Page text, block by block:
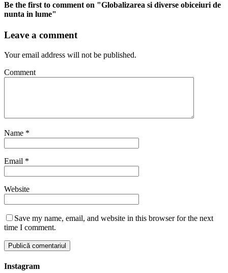
Be the first to comment on "Globalizarea si diverse obiceiuri de
nunta in lume"
Leave a comment
Your email address will not be published.
Comment
Name *
Email *
Website
Save my name, email, and website in this browser for the next
time I comment.
Instagram